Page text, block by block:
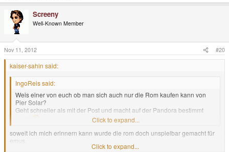
Screeny
Well-Known Member
Nov 11, 2012 #20
kaiser-sahin said:
IngoReis said:
Weis einer von euch ob man sich auch nur die Rom kaufen kann von
Pier Solar?
Geht schneller als mit der Post und macht auf der Pandora bestimmt
Click to expand...
soweit ich mich erinnern kann wurde die rom doch unspielbar gemacht für
emus.
Click to expand...